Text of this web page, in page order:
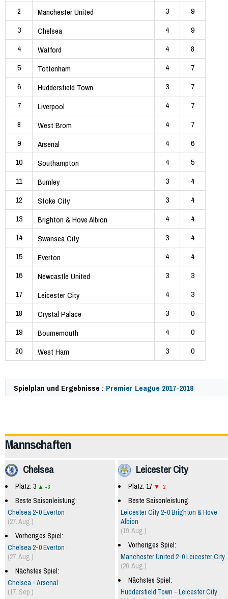
2
Manchester United 3
9
3
Chelsea 4
9
4
Watford 4
8
5
Tottenham 4
7
6
Huddersfield Town 3
7
7
Liverpool 4
7
8
West Brom 4
7
9
Arsenal 4
6
10
Southampton 4
5
11
Burnley 3
4
12
Stoke City 3
4
13
Brighton & Hove Albion 4
4
14
Swansea City 3
4
15
Everton 4
4
16
Newcastle United 3
3
17
Leicester City 4
3
18
Crystal Palace 3
0
19
Bournemouth 4
0
20
West Ham 3 0
Spielplan und Ergebnisse : Premier League 2017-2018
Mannschaften
Leicester City
Platz: 17 -2
Beste Saisonleistung:
Leicester City 2-0 Brighton & Hove
Albion
(19. Aug.)
Vorheriges Spiel:
Manchester United 2-0 Leicester City
(26. Aug.)
Nächstes Spiel:
Huddersfield Town - Leicester City
Chelsea
Platz: 3 +3
Beste Saisonleistung:
Chelsea 2-0 Everton
(27. Aug.)
Vorheriges Spiel:
Chelsea 2-0 Everton
(27. Aug.)
Nächstes Spiel:
Chelsea - Arsenal
(17. Sep.)